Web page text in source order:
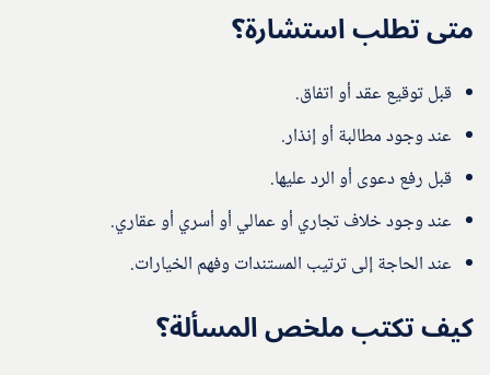
متى تطلب استشارة؟
قبل توقيع عقد أو اتفاق.
عند وجود مطالبة أو إنذار.
قبل رفع دعوى أو الرد عليها.
عند وجود خلاف تجاري أو عمالي أو أسري أو عقاري.
عند الحاجة إلى ترتيب المستندات وفهم الخيارات.
كيف تكتب ملخص المسألة؟